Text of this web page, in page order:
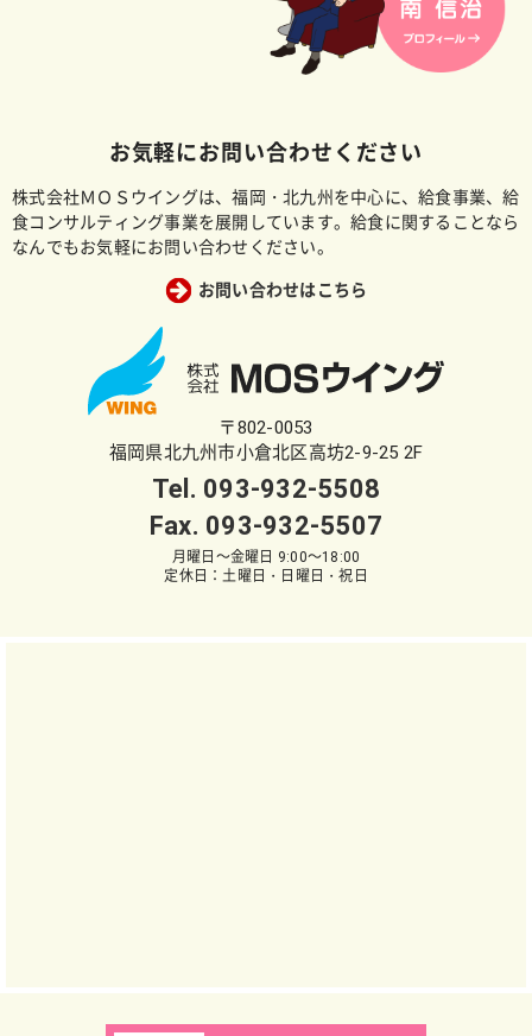
お気軽にお問い合わせください
株式会社ＭＯＳウイングは、福岡・北九州を中心に、給食事業、給
食コンサルティング事業を展開しています。給食に関することなら
なんでもお気軽にお問い合わせください。
お問い合わせはこちら
〒802-0053
福岡県北九州市小倉北区高坊2-9-25 2F
Tel. 093-932-5508
Fax. 093-932-5507
月曜日～金曜日 9:00～18:00
定休日：土曜日・日曜日・祝日